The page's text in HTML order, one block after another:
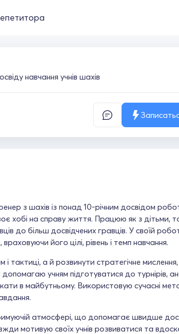
навчання учнів шахів
з шахів із понад 10-річним досвідом
хобі на справу життя. Працюю як з дітьми,
до більш досвідчених гравців. У своїй
його цілі, рівень і темп навчання.
а й розвинути стратегічне
учням підготуватися до турнірів,
в майбутньому. Використовую сучасні
атмосфері, що допомагає швидше
мотивую своїх учнів розвиватися та